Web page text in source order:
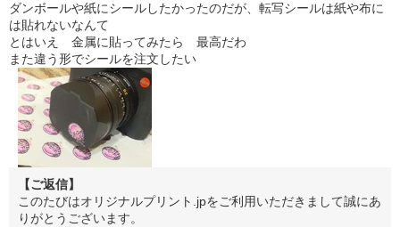
ダンボールや紙にシールしたかったのだが、転写シールは紙や布に
は貼れないなんて
とはいえ 金属に貼ってみたら 最高だわ
また違う形でシールを注文したい
【ご返信】
このたびはオリジナルプリント.jpをご利用いただきまして誠にあ
りがとうございます。